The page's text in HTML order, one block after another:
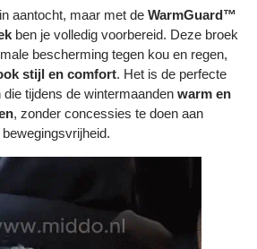
aantocht, maar met de WarmGuard™
ben je volledig voorbereid. Deze broek
bescherming tegen kou en regen,
stijl en comfort. Het is de perfecte
tijdens de wintermaanden warm en
, zonder concessies te doen aan
bewegingsvrijheid.